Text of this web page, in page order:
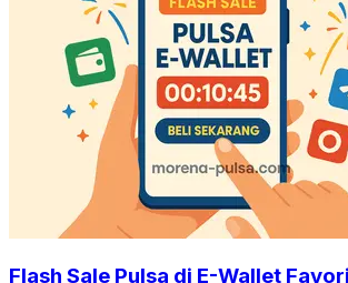
Flash Sale Pulsa di E-Wallet